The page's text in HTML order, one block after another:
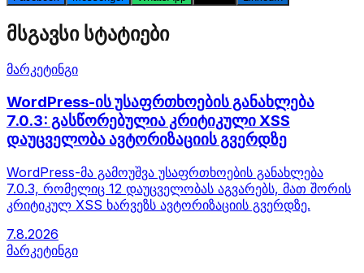
მსგავსი სტატიები
მარკეტინგი
WordPress-ის უსაფრთხოების განახლება
7.0.3: გასწორებულია კრიტიკული XSS
დაუცველობა ავტორიზაციის გვერდზე
WordPress-მა გამოუშვა უსაფრთხოების განახლება
7.0.3, რომელიც 12 დაუცველობას აგვარებს, მათ შორის
კრიტიკულ XSS ხარვეზს ავტორიზაციის გვერდზე.
7.8.2026
მარკეტინგი